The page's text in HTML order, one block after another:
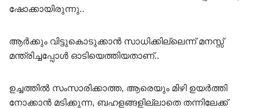
ഷോക്കായിരുന്നു..
ആർക്കും വിട്ടുകൊടുക്കാൻ സാധിക്കില്ലെന്ന് മനസ്സ്
മന്ത്രിച്ചപ്പോൾ ഓടിയെത്തിയതാണ്..
ഉച്ചത്തിൽ സംസാരിക്കാത്ത, ആരെയും മിഴി ഉയർത്തി
നോക്കാൻ മടിക്കുന്ന, ബഹളങ്ങളില്ലാതെ തന്നിലേക്ക്